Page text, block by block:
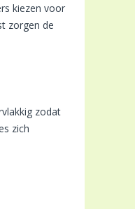
kiezen voor
zorgen de
zodat
zich